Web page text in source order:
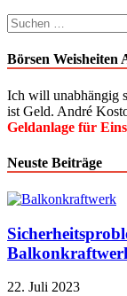
Suchen
nach:
Börsen Weisheiten
Ich will unabhängig
ist Geld. André
Geldanlage für
Neuste Beiträge
22. Juli 2023